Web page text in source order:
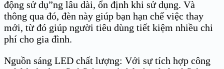
động sử dụ”ng lâu dài, ổn định khi sử dụng. Và
thông qua đó, đèn này giúp bạn hạn chế việc thay
mới, từ đó giúp người tiêu dùng tiết kiệm nhiều chi
phí cho gia đình.
Nguồn sáng LED chất lượng: Với sự tích hợp công